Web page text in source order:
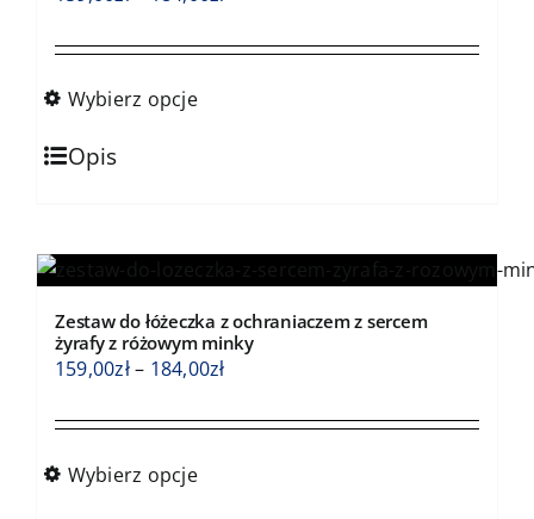
od
Wybierz opcje
Ten
produkt
wariantów.
można
wybrać
stronie
produktu
Opis
Zestaw do łóżeczka z ochraniaczem z sercem
żyrafy z różowym minky
159,00zł– 184,00złZakres
od
Wybierz opcje